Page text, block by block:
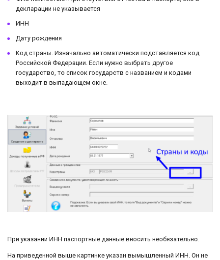
декларации не указывается
ИНН
Дату рождения
Код страны. Изначально автоматически подставляется код
Российской Федерации. Если нужно выбрать другое
государство, то список государств с названием и кодами
выходит в выпадающем окне.
При указании ИНН паспортные данные вносить необязательно.
На приведенной выше картинке указан вымышленный ИНН. Он не